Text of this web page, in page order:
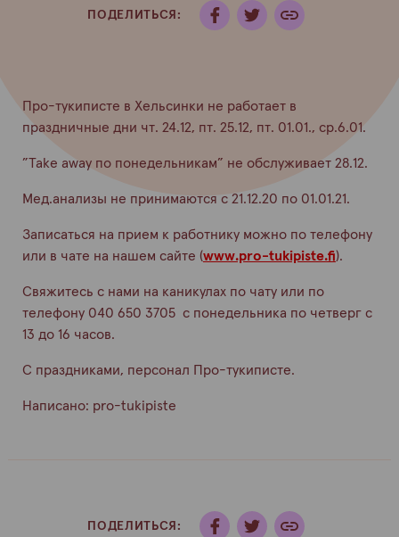
ПОДЕЛИТЬСЯ:
Про-тукиписте в Хельсинки не работает в
праздничные дни чт. 24.12, пт. 25.12, пт. 01.01., ср.6.01.
”Take awayпо понедельникам” не обслуживает 28.12.
Мед.анализы не принимаются с 21.12.20 по 01.01.21.
Записаться на прием к работнику можно по телефону
или в чате на нашем сайте (www.pro-tukipiste.fi).
Свяжитесь с нами на каникулах по чату или по
телефону 040 650 3705с понедельника по четверг с
13 до 16 часов.
С праздниками, персонал Про-тукиписте.
Написано: pro-tukipiste
ПОДЕЛИТЬСЯ: